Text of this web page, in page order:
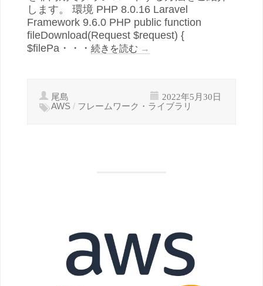
します。 環境 PHP 8.0.16 Laravel
Framework 9.6.0 PHP public function
fileDownload(Request $request) {
$filePa・・・ 続きを読む →
尾島 2022年5月30日
AWS / フレームワーク・ライブラリ